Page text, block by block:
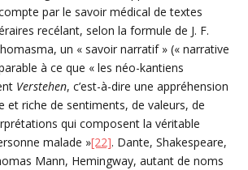
par le savoir médical de textes
recélant, selon la formule de J. F.
un « savoir narratif » (« narrative
à ce que « les néo-kantiens
Verstehen, c’est-à-dire une appréhension
et riche de sentiments, de valeurs, de
qui composent la véritable
malade »[22]. Dante, Shakespeare,
Mann, Hemingway, autant de noms